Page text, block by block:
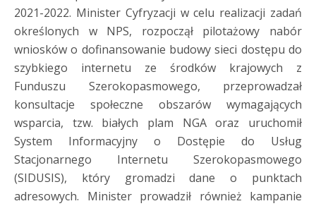
2021-2022. Minister Cyfryzacji w celu realizacji zadań
określonych w NPS, rozpoczął pilotażowy nabór
wniosków o dofinansowanie budowy sieci dostępu do
szybkiego internetu ze środków krajowych z
Funduszu Szerokopasmowego, przeprowadzał
konsultacje społeczne obszarów wymagających
wsparcia, tzw. białych plam NGA oraz uruchomił
System Informacyjny o Dostępie do Usług
Stacjonarnego Internetu Szerokopasmowego
(SIDUSIS), który gromadzi dane o punktach
adresowych. Minister prowadził również kampanie